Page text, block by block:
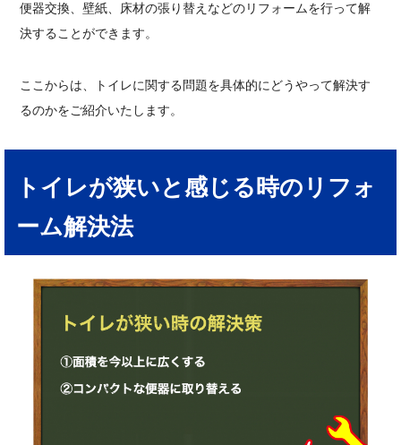
便器交換、壁紙、床材の張り替えなどのリフォームを行って解
決することができます。
ここからは、トイレに関する問題を具体的にどうやって解決す
るのかをご紹介いたします。
トイレが狭いと感じる時のリフォ
ーム解決法